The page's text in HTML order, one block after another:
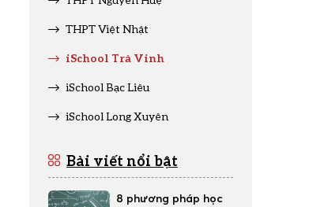
THPT Việt Nhật
iSchool Trà Vinh
iSchool Bạc Liêu
iSchool Long Xuyên
Bài viết nổi bật
8 phương pháp học